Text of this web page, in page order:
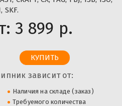
SKF.
3 899 р.
зависит от:
Наличия на складе (заказ)
Требуемого количества